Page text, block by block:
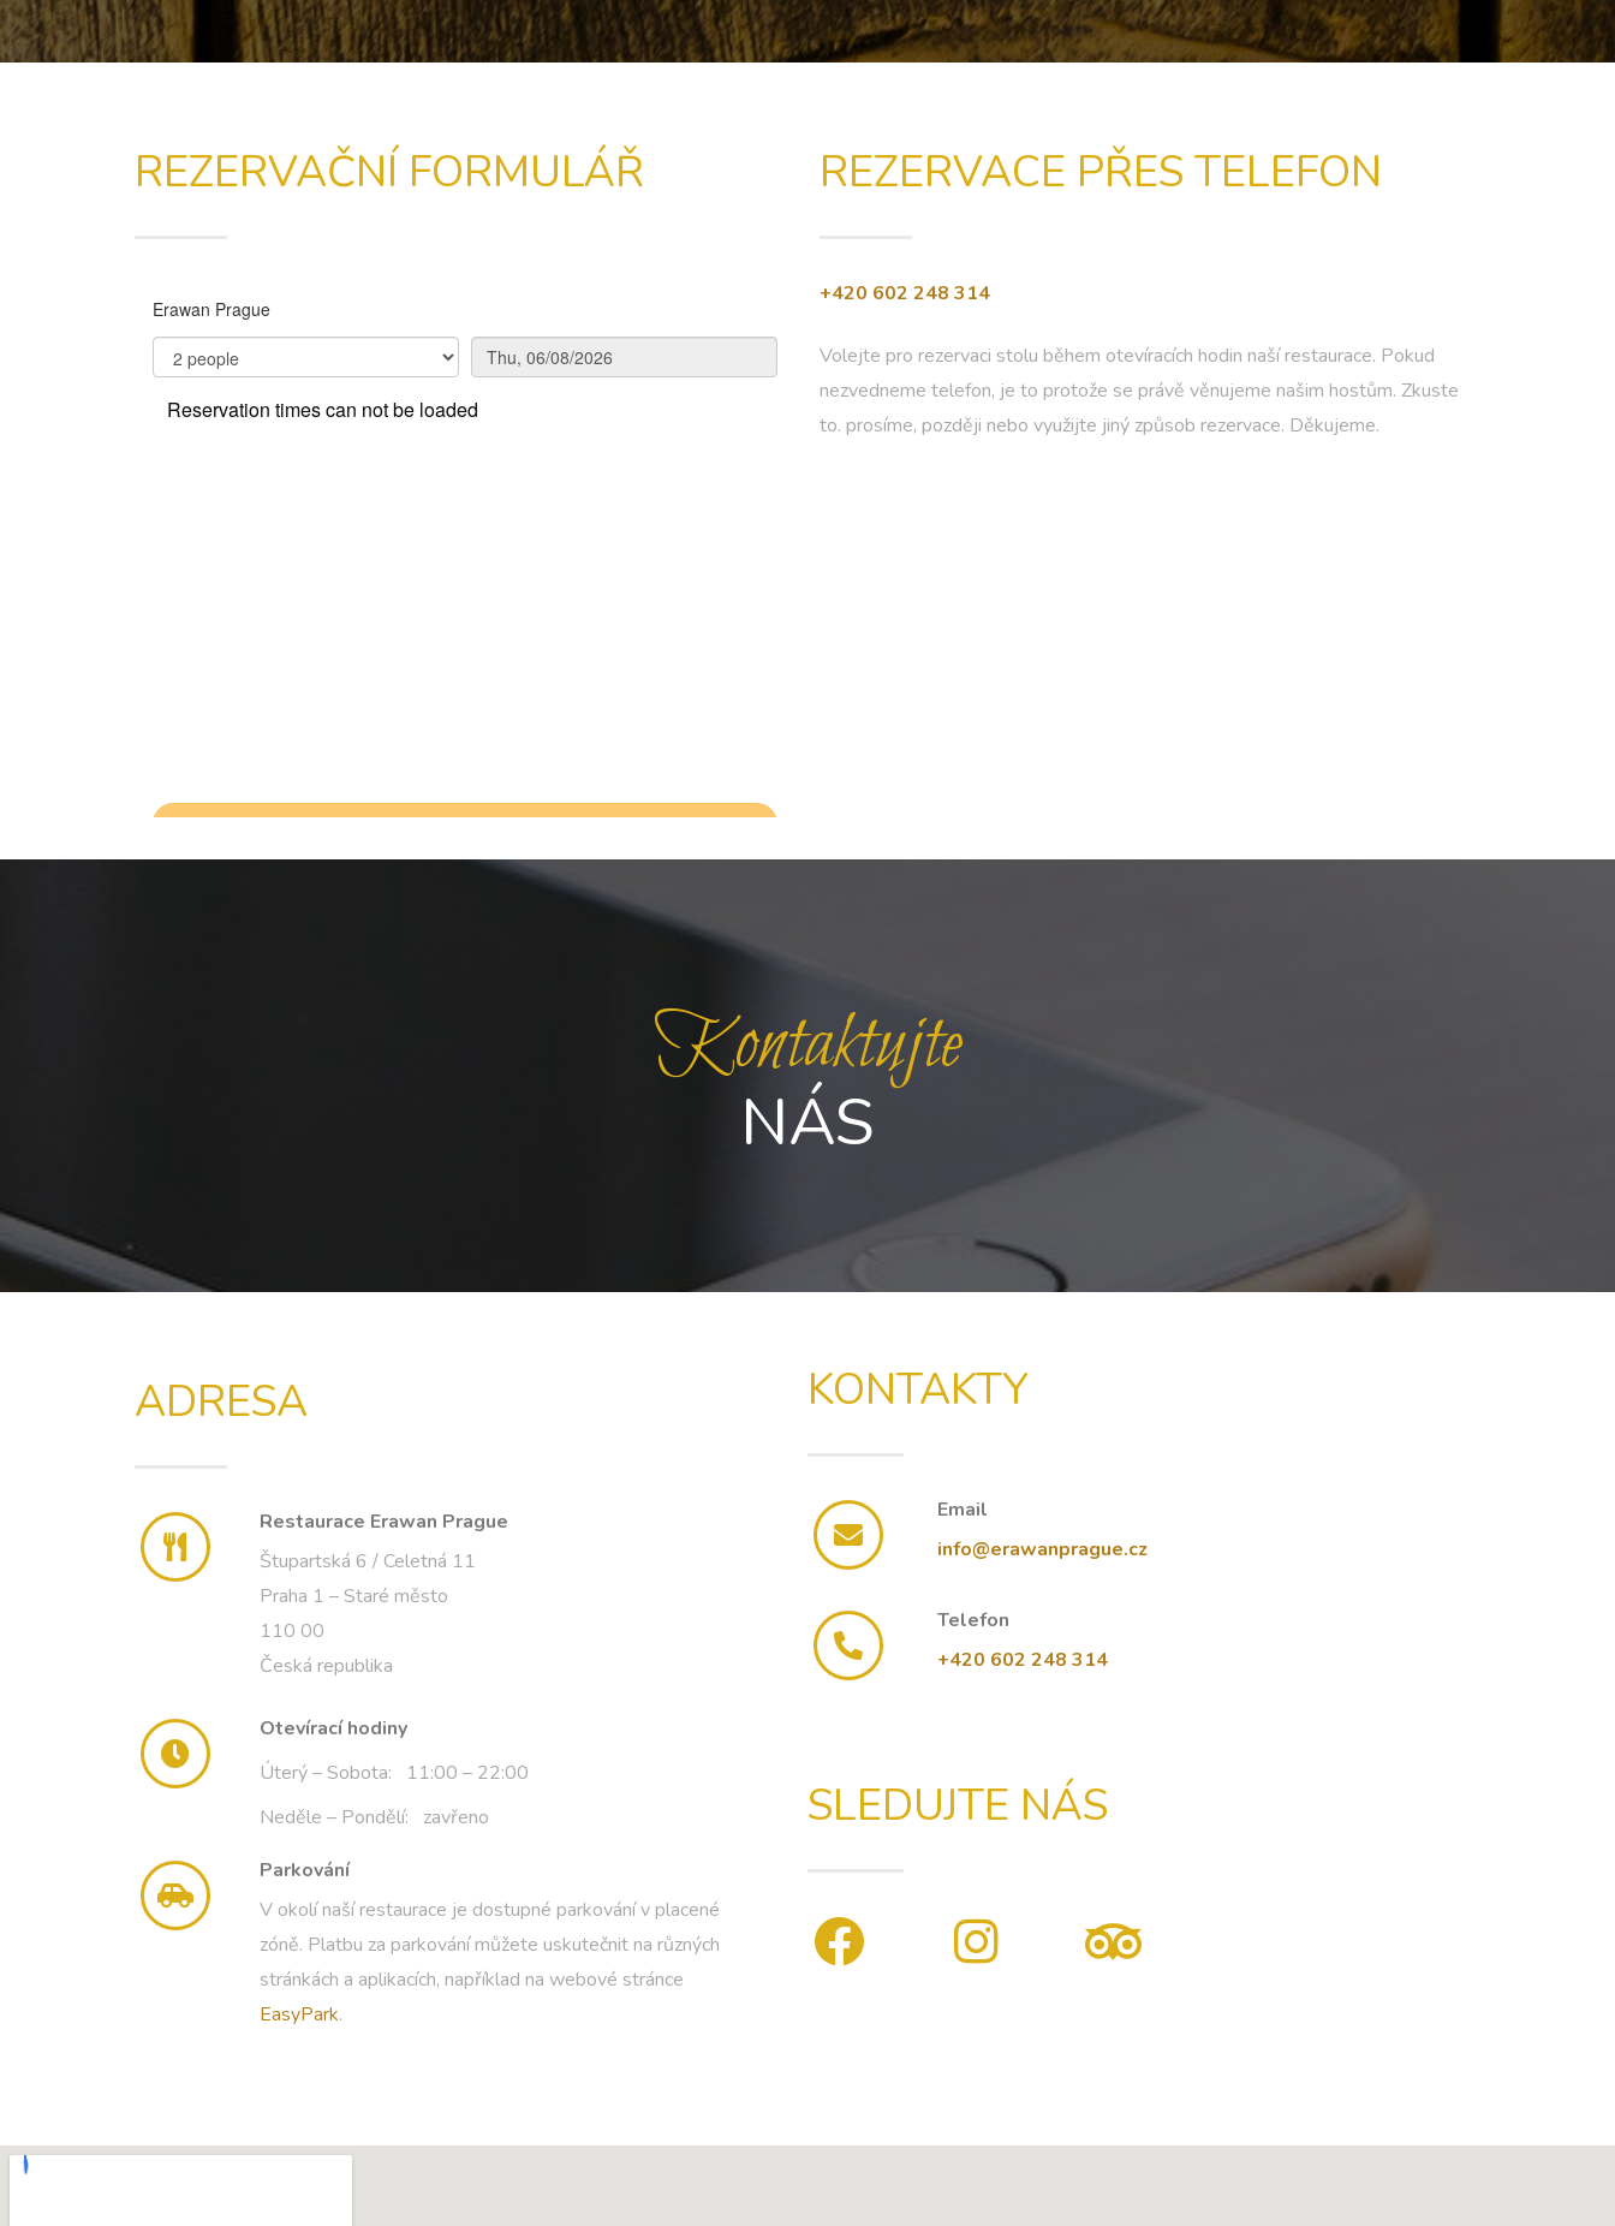
REZERVAČNÍ FORMULÁŘ REZERVACE PŘES TELEFON
+420 602 248 314
Volejte pro rezervaci stolu během otevíracích hodin naší restaurace. Pokud
nezvedneme telefon, je to protože se právě věnujeme našim hostům. Zkuste
to. prosíme, později nebo využijte jiný způsob rezervace. Děkujeme.
Kontaktujte
NÁS
ADRESA
Restaurace Erawan Prague
Štupartská 6 / Celetná 11
Praha 1 – Staré město
110 00
Česká republika
Otevírací hodiny
Úterý – Sobota: 11:00 – 22:00
Neděle – Pondělí: zavřeno
Parkování
V okolí naší restaurace je dostupné parkování v placené
zóně. Platbu za parkování můžete uskutečnit na různých
stránkách a aplikacích, například na webové stránce
EasyPark.
KONTAKTY
Email
info@erawanprague.cz
Telefon
+420 602 248 314
SLEDUJTE NÁS